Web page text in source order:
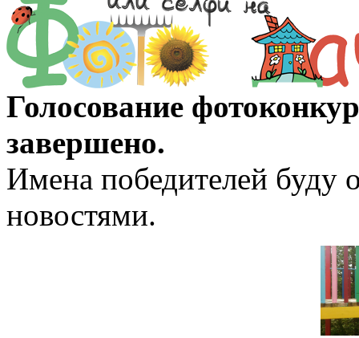
Голосование
завершено.
Имена победителей буду
новостями.